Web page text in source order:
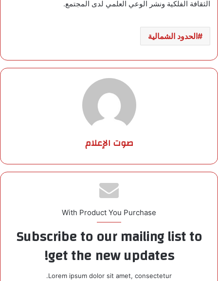
الثقافة الفلكية ونشر الوعي العلمي لدى المجتمع.
الحدود الشمالية
صوت الإعلام
With Product You Purchase
Subscribe to our mailing list to
get the new updates!
Lorem ipsum dolor sit amet, consectetur.